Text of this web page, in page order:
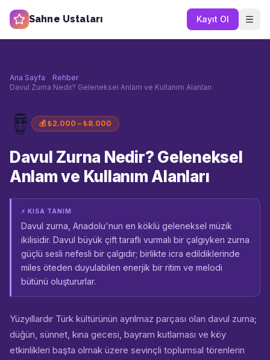
Sahne Ustaları Kayıt Ol
Ana Sayfa
Rehber
Davul Zurna Nedir? Geleneksel Anlam ve Kullanım Alanları
🪘 💰₺2.000 – ₺8.000
Davul Zurna Nedir? Geleneksel
Anlam ve Kullanım Alanları
⚡ KISA TANIM
Davul zurna, Anadolu'nun en köklü geleneksel müzik
ikilisidir. Davul büyük çift taraflı vurmalı bir çalgıyken zurna
güçlü sesli nefesli bir çalgıdır; birlikte icra edildiklerinde
miles öteden duyulabilen enerjik bir ritim ve melodi
bütünü oluştururlar.
Yüzyıllardır Türk kültürünün ayrılmaz parçası olan davul zurna;
düğün, sünnet, kına gecesi, bayram kutlaması ve köy
etkinlikleri başta olmak üzere sevinçli toplumsal törenlerin